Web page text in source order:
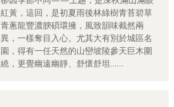
紅黃，這回，是初夏雨後林綠樹青苔碧草
青蔥龍豐濃腴碩環擁，風致韻味截然兩
異，一樣奪目入心。尤其大有別於城區名
園，得有一任天然的山巒坡陵參天巨木圍
繞，更覺幽遠幽靜、舒懷舒坦……